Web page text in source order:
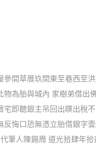
間草厝玖間東至巷西至
為胎與城內 家樹弟借出
即聽銀主吊回出贌出稅
悔口恐無憑立胎借銀字
筆人陳錫周 道光拾肆年